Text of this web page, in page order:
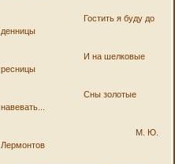
Гостить я буду до
денницы
И на шелковые
ресницы
Сны золотые
навевать...
М. Ю.
Лермонтов